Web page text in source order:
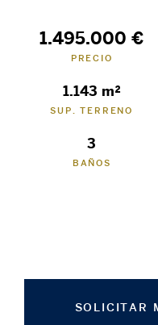
1.495.000 €
PRECIO
1.143 m²
SUP. TERRENO
3
BAÑOS
SOLICITAR